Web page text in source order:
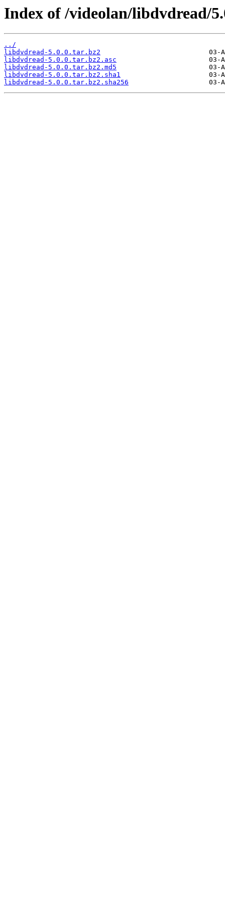
Index of /videolan/libdvdread/
../
libdvdread-5.0.0.tar.bz2
libdvdread-5.0.0.tar.bz2.asc
libdvdread-5.0.0.tar.bz2.md5
libdvdread-5.0.0.tar.bz2.sha1
libdvdread-5.0.0.tar.bz2.sha256